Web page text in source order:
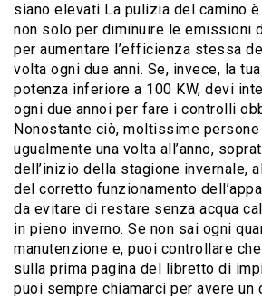
siano elevati La pulizia del camino
non solo per diminuire le emissioni
per aumentare l’efficienza stessa
volta ogni due anni. Se, invece, la
potenza inferiore a 100 KW, devi
ogni due annoi per fare i controlli
Nonostante ciò, moltissime persone
ugualmente una volta all’anno,
dell’inizio della stagione invernale,
del corretto funzionamento
da evitare di restare senza acqua
in pieno inverno. Se non sai ogni
manutenzione e, puoi controllare
sulla prima pagina del libretto di
puoi sempre chiamarci per avere un